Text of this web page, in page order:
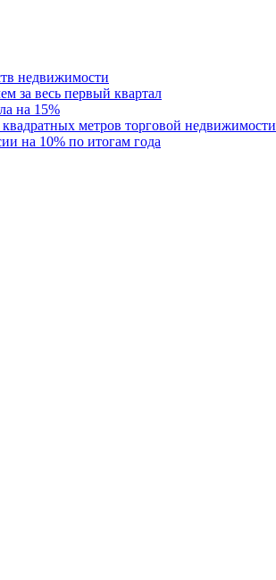
недвижимости
за весь первый квартал
на 15%
метров торговой недвижимости
на 10% по итогам года